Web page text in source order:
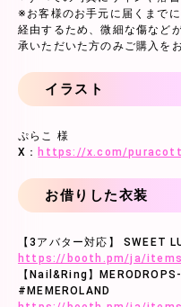
※お客様のお手元に届くまで
経由するため、微細な傷など
承いただいた方のみご購入を
イラスト
ぷらこ 様
X： https://x.com/
お借りした衣装
【3アバター対応】 SWEET
https://booth.pm/ja/
【Nail&Ring】
#MEMEROLAND